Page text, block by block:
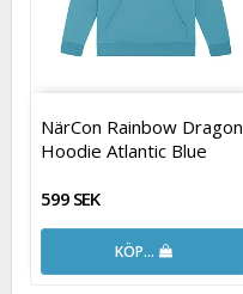
NärCon Rainbow Dragon
Hoodie Atlantic Blue
599 SEK
KÖP…